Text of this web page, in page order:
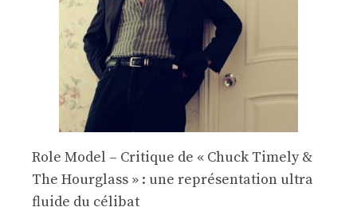
Role Model – Critique de « Chuck Timely &
The Hourglass » : une représentation ultra
fluide du célibat